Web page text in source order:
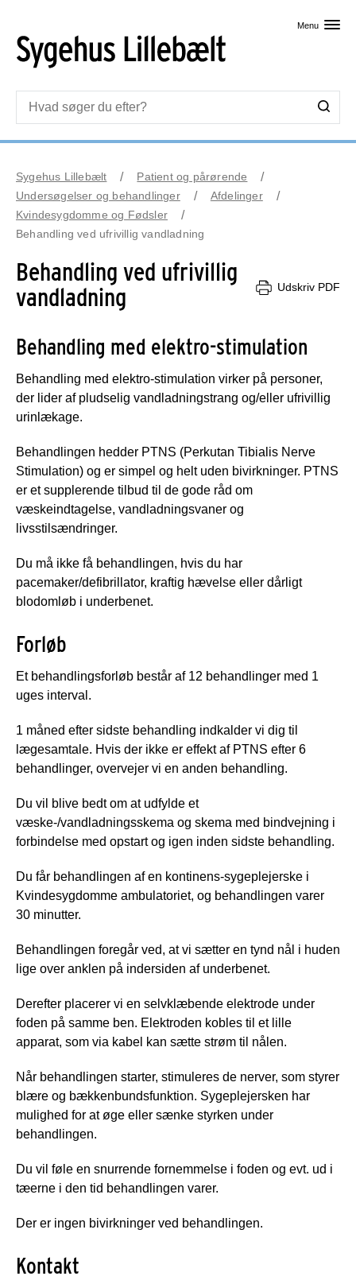
Menu
Sygehus Lillebælt
Patient og pårørende
Undersøgelser og behandlinger
Afdelinger
Kvindesygdomme og Fødsler
Behandling ved ufrivillig vandladning
Behandling ved ufrivillig
vandladning
Udskriv PDF
Behandling med elektro-stimulation
Behandling med elektro-stimulation virker på personer,
der lider af pludselig vandladningstrang og/eller ufrivillig
urinlækage.
Behandlingen hedder PTNS (Perkutan Tibialis Nerve
Stimulation) og er simpel og helt uden bivirkninger. PTNS
er et supplerende tilbud til de gode råd om
væskeindtagelse, vandladningsvaner og
livsstilsændringer.
Du må ikke få behandlingen, hvis du har
pacemaker/defibrillator, kraftig hævelse eller dårligt
blodomløb i underbenet.
Forløb
Et behandlingsforløb består af 12 behandlinger med 1
uges interval.
1 måned efter sidste behandling indkalder vi dig til
lægesamtale. Hvis der ikke er effekt af PTNS efter 6
behandlinger, overvejer vi en anden behandling.
Du vil blive bedt om at udfylde et
væske-/vandladningsskema og skema med bindvejning i
forbindelse med opstart og igen inden sidste behandling.
Du får behandlingen af en kontinens-sygeplejerske i
Kvindesygdomme ambulatoriet, og behandlingen varer
30 minutter.
Behandlingen foregår ved, at vi sætter en tynd nål i huden
lige over anklen på indersiden af underbenet.
Derefter placerer vi en selvklæbende elektrode under
foden på samme ben. Elektroden kobles til et lille
apparat, som via kabel kan sætte strøm til nålen.
Når behandlingen starter, stimuleres de nerver, som styrer
blære og bækkenbundsfunktion. Sygeplejersken har
mulighed for at øge eller sænke styrken under
behandlingen.
Du vil føle en snurrende fornemmelse i foden og evt. ud i
tæerne i den tid behandlingen varer.
Der er ingen bivirkninger ved behandlingen.
Kontakt